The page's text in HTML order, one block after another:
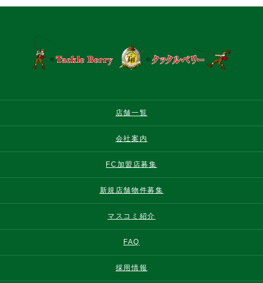
店舗一覧
会社案内
FC加盟店募集
新規店舗物件募集
マスコミ紹介
FAQ
採用情報